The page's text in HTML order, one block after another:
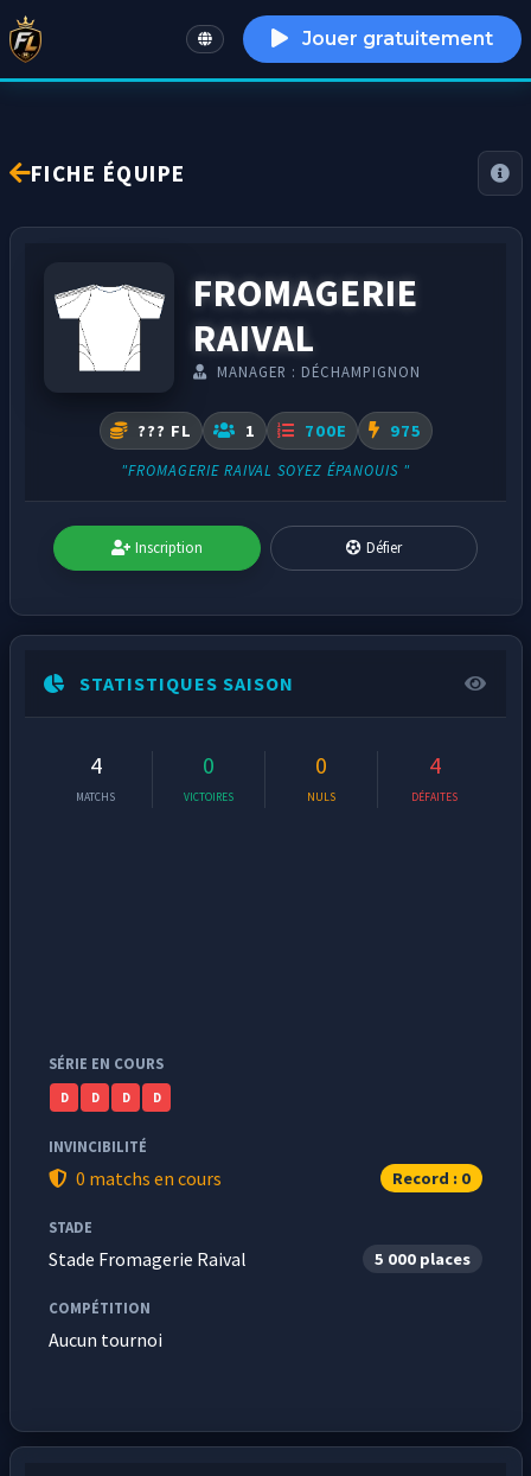
English Jouer gratuitement
FICHE ÉQUIPE
FROMAGERIE
RAIVAL
MANAGER : DÉCHAMPIGNON
??? FL 1 700E 975
"FROMAGERIE RAIVAL SOYEZ ÉPANOUIS "
Inscription Défier
STATISTIQUES SAISON
4
MATCHS
0
VICTOIRES
0
NULS
4
DÉFAITES
SÉRIE EN COURS
D D D D
INVINCIBILITÉ
0 matchs en cours Record : 0
STADE
Stade Fromagerie Raival 5 000 places
COMPÉTITION
Aucun tournoi